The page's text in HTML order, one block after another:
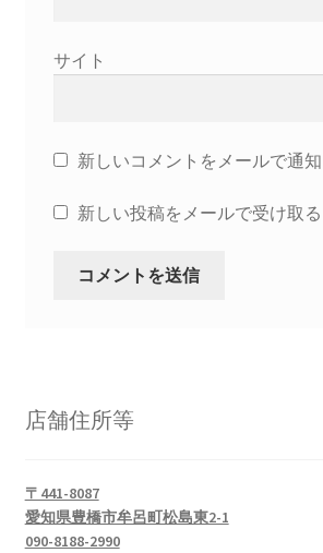
サイト
新しいコメントをメールで通知
新しい投稿をメールで受け取る
店舗住所等
〒441-8087
愛知県豊橋市牟呂町松島東2-1
090-8188-2990